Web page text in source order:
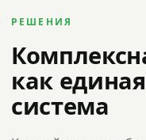
РЕШЕНИЯ
как
система